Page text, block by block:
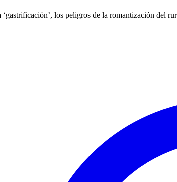
los peligros de la romantización del